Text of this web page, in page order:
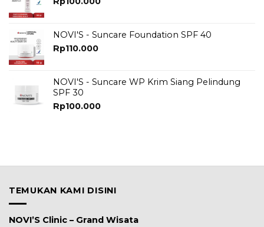
NOVI'S - Suncare Foundation SPF 40
Rp110.000
NOVI'S - Suncare WP Krim Siang Pelindung
SPF 30
Rp100.000
TEMUKAN KAMI DISINI
NOVI’S Clinic – Grand Wisata